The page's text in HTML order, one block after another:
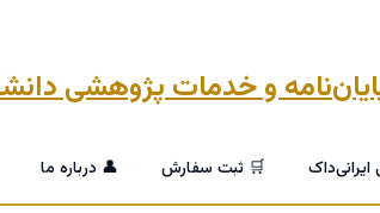
🛒 ثبت سفارش 👤 درباره ما